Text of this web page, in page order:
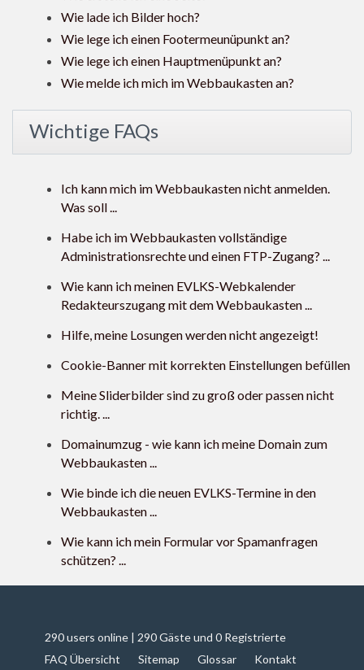
Wie lade ich Bilder hoch?
Wie lege ich einen Footermeunüpunkt an?
Wie lege ich einen Hauptmenüpunkt an?
Wie melde ich mich im Webbaukasten an?
Wichtige FAQs
Ich kann mich im Webbaukasten nicht anmelden.
Was soll ...
Habe ich im Webbaukasten vollständige
Administrationsrechte und einen FTP-Zugang? ...
Wie kann ich meinen EVLKS-Webkalender
Redakteurszugang mit dem Webbaukasten ...
Hilfe, meine Losungen werden nicht angezeigt!
Cookie-Banner mit korrekten Einstellungen befüllen
Meine Sliderbilder sind zu groß oder passen nicht
richtig. ...
Domainumzug - wie kann ich meine Domain zum
Webbaukasten ...
Wie binde ich die neuen EVLKS-Termine in den
Webbaukasten ...
Wie kann ich mein Formular vor Spamanfragen
schützen? ...
290 users online | 290 Gäste und 0 Registrierte
FAQ Übersicht
Sitemap Glossar Kontakt